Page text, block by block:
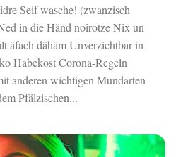
Seif wasche! (zwanzisch
in die Händ noirotze Nix un
äfach dähäm Unverzichtbar in
Habekost Corona-Regeln
anderen wichtigen Mundarten
Pfälzischen...